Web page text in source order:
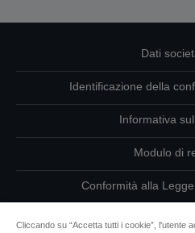
Dati
Identificazione della
Informativa
Modulo di
Conformità alla
Cliccando su “Accetta tutti i cookie”, l'utente